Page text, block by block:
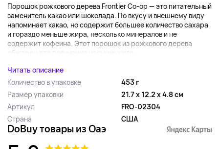
Порошок рожкового дерева Frontier Co-op — это питательный
заменитель какао или шоколада. По вкусу и внешнему виду
напоминает какао, но содержит большее количество сахара
и гораздо меньше жира, несколько минералов и не
содержит кофеина. Этот порошок из рожкового дерева
обжарен для получения насыщенного...
Читать описание
Количество в упаковке
453 г
Размер упаковки
21.7 x 12.2 x 4.8 см
Артикул
FRO-02304
Страна
США